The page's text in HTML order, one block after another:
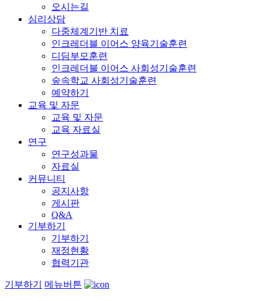
오시는길
심리상담
다중체계기반 치료
인크레더블 이어스 양육기술훈련
디딤부모훈련
인크레더블 이어스 사회성기술훈련
숲속학교 사회성기술훈련
예약하기
교육 및 자문
교육 및 자문
교육 자료실
연구
연구성과물
자료실
커뮤니티
공지사항
게시판
Q&A
기부하기
기부하기
재정현황
협력기관
기부하기 메뉴버튼